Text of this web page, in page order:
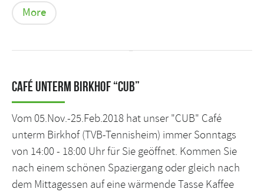
More
Café unterm Birkhof “CUB”
Vom 05.Nov.-25.Feb.2018 hat unser "CUB" Café
unterm Birkhof (TVB-Tennisheim) immer Sonntags
von 14:00 - 18:00 Uhr für Sie geöffnet. Kommen Sie
nach einem schönen Spaziergang oder gleich nach
dem Mittagessen auf eine wärmende Tasse Kaffee